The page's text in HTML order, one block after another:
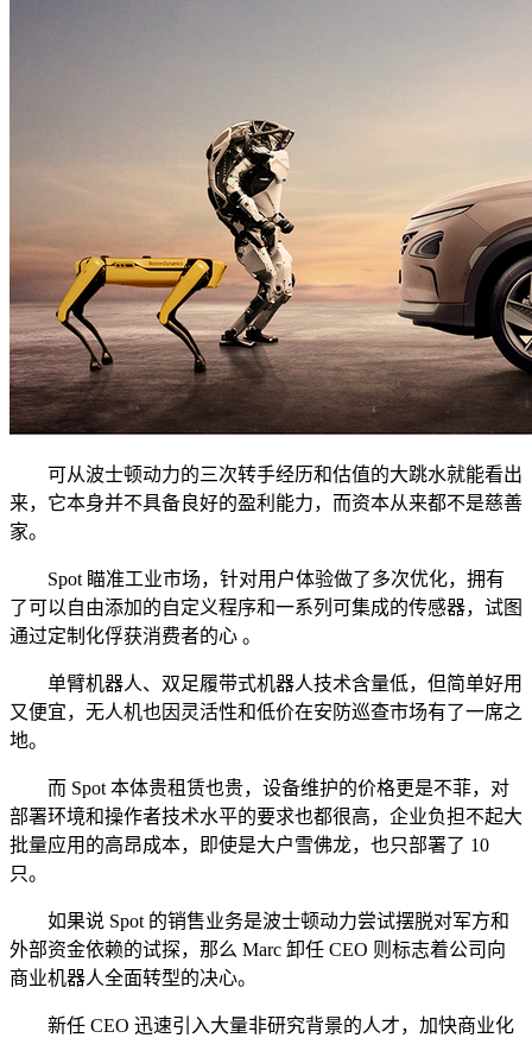
可从波士顿动力的三次转手经历和估值的大跳水就能看出
来，它本身并不具备良好的盈利能力，而资本从来都不是慈善
家。
Spot 瞄准工业市场，针对用户体验做了多次优化，拥有
了可以自由添加的自定义程序和一系列可集成的传感器，试图
通过定制化俘获消费者的心 。
单臂机器人、双足履带式机器人技术含量低，但简单好用
又便宜，无人机也因灵活性和低价在安防巡查市场有了一席之
地。
而 Spot 本体贵租赁也贵，设备维护的价格更是不菲，对
部署环境和操作者技术水平的要求也都很高，企业负担不起大
批量应用的高昂成本，即使是大户雪佛龙，也只部署了 10
只。
如果说 Spot 的销售业务是波士顿动力尝试摆脱对军方和
外部资金依赖的试探，那么 Marc 卸任 CEO 则标志着公司向
商业机器人全面转型的决心。
新任 CEO 迅速引入大量非研究背景的人才，加快商业化